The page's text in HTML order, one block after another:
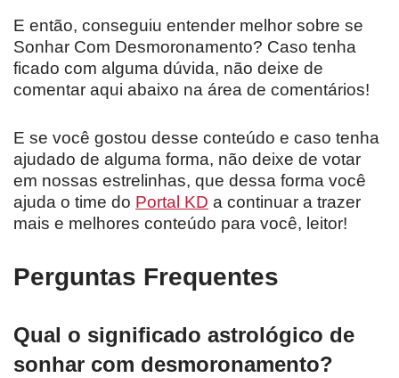
E então, conseguiu entender melhor sobre se
Sonhar Com Desmoronamento? Caso tenha
ficado com alguma dúvida, não deixe de
comentar aqui abaixo na área de comentários!
E se você gostou desse conteúdo e caso tenha
ajudado de alguma forma, não deixe de votar
em nossas estrelinhas, que dessa forma você
ajuda o time do Portal KD a continuar a trazer
mais e melhores conteúdo para você, leitor!
Perguntas Frequentes
Qual o significado astrológico de
sonhar com desmoronamento?